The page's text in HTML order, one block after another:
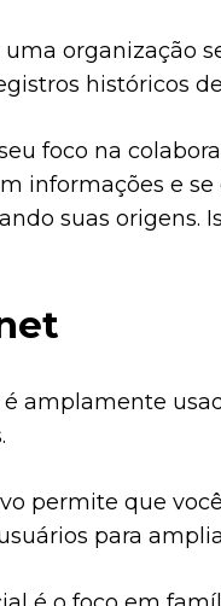
organização
históricos
foco na
informações e
suas origens.
é amplamente
permite que
para